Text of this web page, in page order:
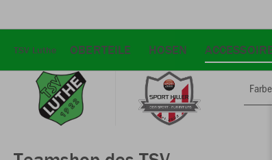
TSV Luthe OBERTEILE HOSEN
Farbe